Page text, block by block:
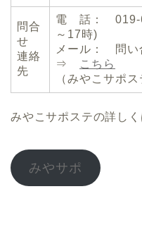
問合
せ
連絡
先
電 話： 019-
～17時)
メール： 問い
⇒
こちら
（みやこサポ
みやこサポステの詳し
みやサポ